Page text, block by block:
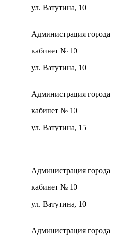
ул. Ватутина, 10
Администрация города
кабинет № 10
ул. Ватутина, 10
Администрация города
кабинет № 10
ул. Ватутина, 15
Администрация города
кабинет № 10
ул. Ватутина, 10
Администрация города